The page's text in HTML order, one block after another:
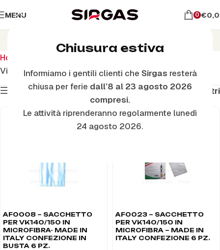
Chiusura estiva
Informiamo i gentili clienti che Sirgas resterà
chiusa per ferie dall’8 al 23 agosto 2026
compresi.
Le attività riprenderanno regolarmente lunedì
24 agosto 2026.
MENU 0 €
VK140-VK150
Home
Visualizzazione di 1-48 di 65 risultati
Mostra filtri
Filtri
AF0008 – SACCHETTO
PER VK140/150 IN
MICROFIBRA- MADE IN
ITALY CONFEZIONE IN
BUSTA 6 PZ.
AF0023 – SACCHETTO
PER VK140/150 IN
MICROFIBRA – MADE IN
ITALY CONFEZIONE 6 PZ.